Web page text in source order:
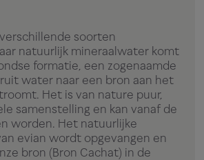
soorten
natuurlijk mineraalwater komt
formatie, een zogenaamde
water naar een bron aan het
Het is van nature puur,
samenstelling en kan vanaf de
worden. Het natuurlijke
evian wordt opgevangen en
bron (Bron Cachat) in de